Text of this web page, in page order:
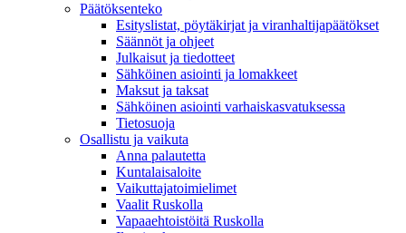
Päätöksenteko
Esityslistat, pöytäkirjat ja viranhaltijapäätökset
Säännöt ja ohjeet
Julkaisut ja tiedotteet
Sähköinen asiointi ja lomakkeet
Maksut ja taksat
Sähköinen asiointi varhaiskasvatuksessa
Tietosuoja
Osallistu ja vaikuta
Anna palautetta
Kuntalaisaloite
Vaikuttajatoimielimet
Vaalit Ruskolla
Vapaaehtoistöitä Ruskolla